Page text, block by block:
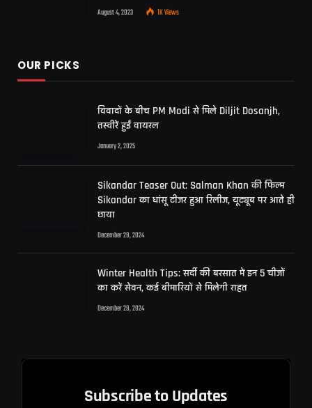
August 4, 2023 1KViews
OUR PICKS
विवादों के बीच PM Modi से मिले Diljit Dosanjh,
तस्वीरें हुईं वायरल
January 2, 2025
Sikandar Teaser Out: Salman Khan की फिल्म
Sikandar का धांसू टीजर हुआ रिलीज, यूट्यूब पर आते ही
छाया
December 29, 2024
Winter Health Tips: सर्दी की बरसात में इन 5 चीजों
का करें सेवन, कई बीमारियों से मिलेगी राहत
December 29, 2024
Subscribe to Updates